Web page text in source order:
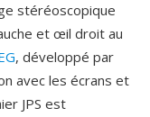
stéréoscopique
et œil droit au
, développé par
avec les écrans et
JPS est